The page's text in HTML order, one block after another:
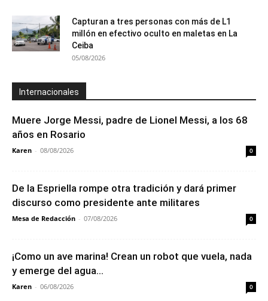
Capturan a tres personas con más de L1
millón en efectivo oculto en maletas en La
Ceiba
05/08/2026
Internacionales
Muere Jorge Messi, padre de Lionel Messi, a los 68
años en Rosario
Karen - 08/08/2026 0
De la Espriella rompe otra tradición y dará primer
discurso como presidente ante militares
Mesa de Redacción - 07/08/2026 0
¡Como un ave marina! Crean un robot que vuela, nada
y emerge del agua...
Karen - 06/08/2026 0